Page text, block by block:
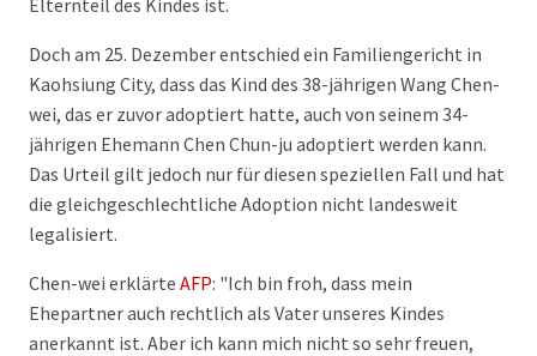
Elternteil des Kindes ist.
Doch am 25. Dezember entschied ein Familiengericht in
Kaohsiung City, dass das Kind des 38-jährigen Wang Chen-
wei, das er zuvor adoptiert hatte, auch von seinem 34-
jährigen Ehemann Chen Chun-ju adoptiert werden kann.
Das Urteil gilt jedoch nur für diesen speziellen Fall und hat
die gleichgeschlechtliche Adoption nicht landesweit
legalisiert.
Chen-wei erklärte AFP: "Ich bin froh, dass mein
Ehepartner auch rechtlich als Vater unseres Kindes
anerkannt ist. Aber ich kann mich nicht so sehr freuen,